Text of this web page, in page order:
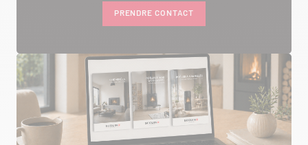
7 IMPASSE DE LA NAUVE
Itinéraire
Tél :
05 53 58 69 46
Voir la fiche revendeur
VOIR LE SITE CONTACTER
PRENDRE CONTACT